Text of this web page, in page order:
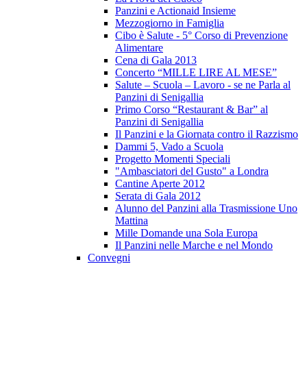
Panzini e Actionaid Insieme
Mezzogiorno in Famiglia
Cibo è Salute - 5° Corso di Prevenzione
Alimentare
Cena di Gala 2013
Concerto “MILLE LIRE AL MESE”
Salute – Scuola – Lavoro - se ne Parla al
Panzini di Senigallia
Primo Corso “Restaurant & Bar” al
Panzini di Senigallia
Il Panzini e la Giornata contro il Razzismo
Dammi 5, Vado a Scuola
Progetto Momenti Speciali
"Ambasciatori del Gusto" a Londra
Cantine Aperte 2012
Serata di Gala 2012
Alunno del Panzini alla Trasmissione Uno
Mattina
Mille Domande una Sola Europa
Il Panzini nelle Marche e nel Mondo
Convegni